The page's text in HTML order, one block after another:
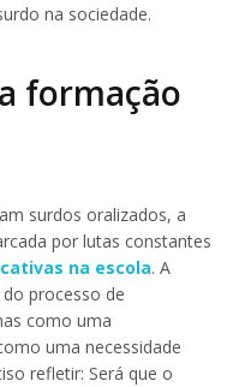
na sociedade.
formação
surdos oralizados, a
por lutas constantes
na escola. A
processo de
como uma
uma necessidade
refletir: Será que o